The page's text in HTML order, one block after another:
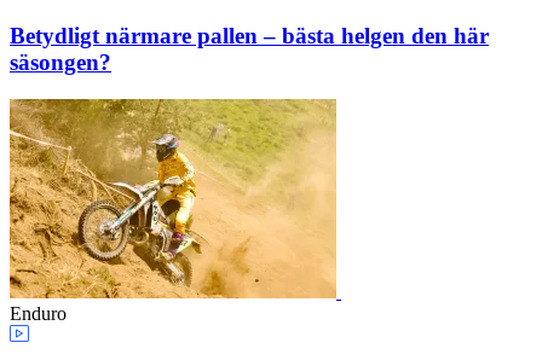
Betydligt närmare pallen – bästa helgen den här
säsongen?
Enduro